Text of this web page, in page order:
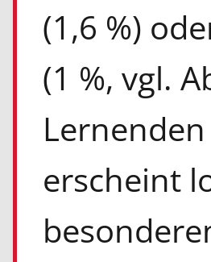
(1,6 %)
(1 %, vgl.
erscheint